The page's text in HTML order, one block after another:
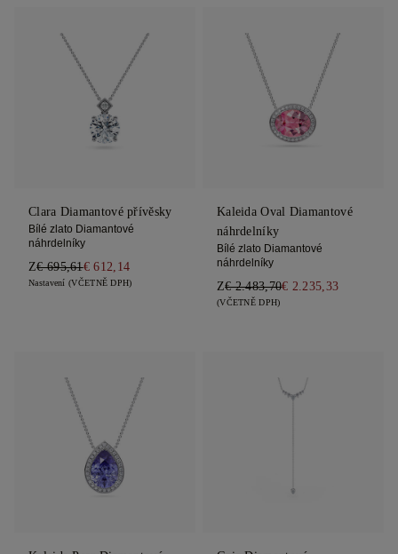
Clara Diamantové přívěsky
Bílé zlato Diamantové
náhrdelníky
Z€ 695,61€ 612,14
Nastavení (VČETNĚ DPH)
Kaleida Oval Diamantové
náhrdelníky
Bílé zlato Diamantové
náhrdelníky
Z€ 2.483,70€ 2.235,33
(VČETNĚ DPH)